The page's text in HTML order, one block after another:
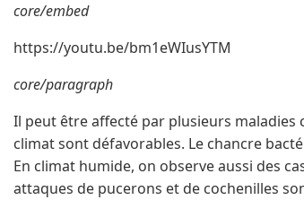
core/embed
https://youtu.be/bm1eWIusYTM
core/paragraph
Il peut être affecté par plusieurs
climat sont défavorables. Le chancre
En climat humide, on observe aussi des
attaques de pucerons et de cochenilles